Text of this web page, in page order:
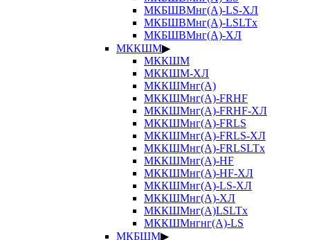
МКБШВМнг(А)-LS-ХЛ
МКБШВМнг(А)-LSLTx
МКБШВМнг(А)-ХЛ
МККШМ▶
МККШМ
МККШМ-ХЛ
МККШМнг(А)
МККШМнг(А)-FRHF
МККШМнг(А)-FRHF-ХЛ
МККШМнг(А)-FRLS
МККШМнг(А)-FRLS-ХЛ
МККШМнг(А)-FRLSLTx
МККШМнг(А)-HF
МККШМнг(А)-HF-ХЛ
МККШМнг(А)-LS-ХЛ
МККШМнг(А)-ХЛ
МККШМнг(А)LSLTx
МККШМнгнг(А)-LS
МКБШМ▶